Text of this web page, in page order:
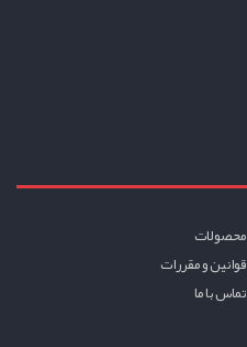
محصولات
قوانين و مقررات
تماس با ما